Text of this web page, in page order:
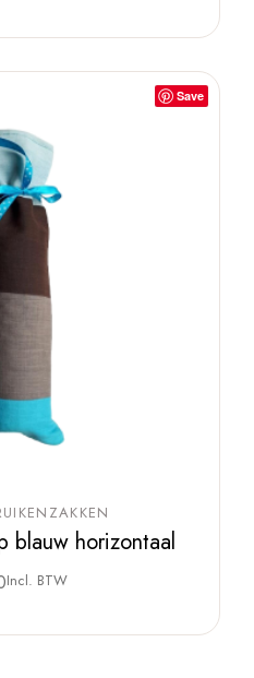
Save
blauw horizontaal
Incl. BTW